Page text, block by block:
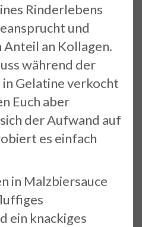
Rinderlebens
und
Anteil an Kollagen.
während der
Gelatine verkocht
Euch aber
der Aufwand auf
es einfach
in Malzbiersauce
ein knackiges